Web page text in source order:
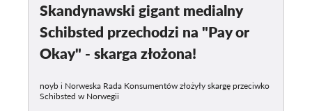
Skandynawski gigant medialny
Schibsted przechodzi na "Pay or
Okay" - skarga złożona!
noyb i Norweska Rada Konsumentów złożyły skargę przeciwko
Schibsted w Norwegii